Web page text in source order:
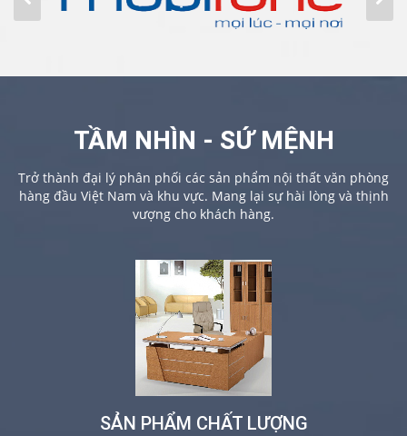
TẦM NHÌN - SỨ MỆNH
Trở thành đại lý phân phối các sản phẩm nội thất văn phòng
hàng đầu Việt Nam và khu vực. Mang lại sự hài lòng và thịnh
vượng cho khách hàng.
SẢN PHẨM CHẤT LƯỢNG